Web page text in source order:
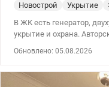
Новострой Укрытие
В ЖК есть генератор,
укрытие и охрана.
гостевой санузел; -
Обновлено: 05.08.2026